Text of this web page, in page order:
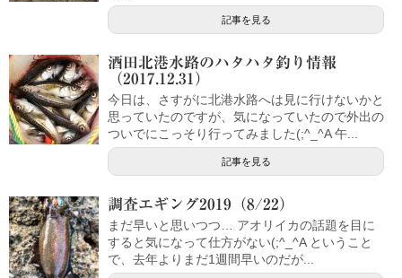
記事を見る
酒田北港水路のハタハタ釣り情報
（2017.12.31）
今日は、さすがに北港水路へは見に行けないかと
思っていたのですが、気になっていたので外出の
ついでにこっそり行ってみました(;^_^A 午...
記事を見る
調査エギング2019（8/22）
まだ早いと思いつつ… アオリイカの話題を目に
すると気になって仕方がない(;^_^A ということ
で、去年よりまだ1週間早いのだが...